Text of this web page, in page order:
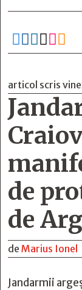
     
articol scris
de
de
de Marius Ionel
Jandarmii